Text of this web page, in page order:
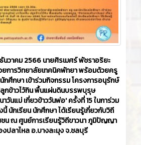
10252 0
3 ปี ที่ผ่านมา